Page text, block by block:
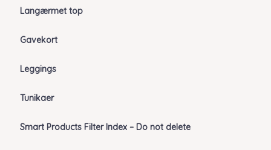
Langærmet top
Gavekort
Leggings
Tunikaer
Smart Products Filter Index – Do not delete